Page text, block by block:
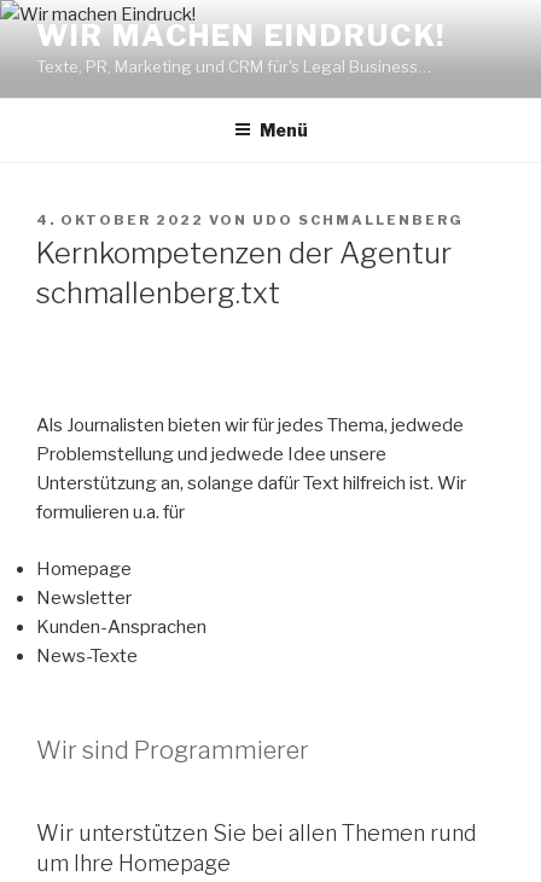
Zum
Inhalt
springen
WIR MACHEN EINDRUCK!
Texte, PR, Marketing und CRM für's Legal Business…
Menü
VERÖFFENTLICHT
AM
4. OKTOBER 2022 VON UDO SCHMALLENBERG
Kernkompetenzen der Agentur
schmallenberg.txt
Als Journalisten bieten wir für jedes Thema, jedwede
Problemstellung und jedwede Idee unsere
Unterstützung an, solange dafür Text hilfreich ist. Wir
formulieren u.a. für
Homepage
Newsletter
Kunden-Ansprachen
News-Texte
Wir sind Programmierer
Wir unterstützen Sie bei allen Themen rund
um Ihre Homepage